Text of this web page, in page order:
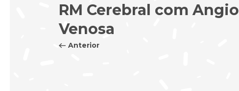
RM Cerebral com Angio
Venosa
Anterior